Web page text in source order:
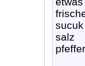
salz
pfeffer